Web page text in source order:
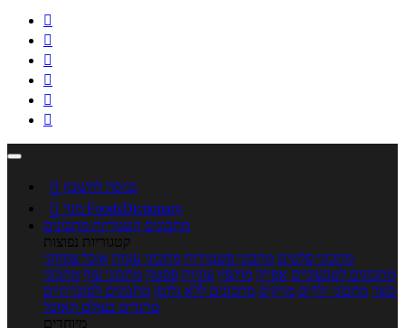






 כניסה לחשבון

מנוי FoodsDictionary
מתכונים קטגוריות מתכונים
קטגוריות נפוצות
מתכוני סלטים מתכוני פשטידות מתכוני עוגות אוכל צמחוני
מתכונים לטבעוניים אפייה מוקפץ עוגיות פסטה מתכוני עוף מתכוני
בשר מתכוני ילדים מרקים מתכונים ללא גלוטן מתכונים לסוכרתיים
טרנדים בעולם האוכל
מיוחדים